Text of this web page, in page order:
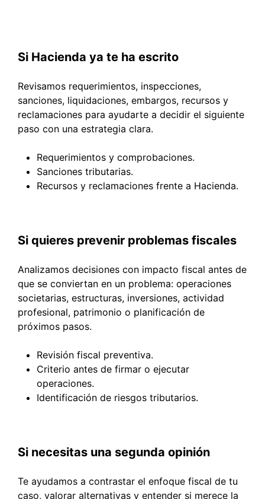
Si Hacienda ya te ha escrito
Revisamos requerimientos, inspecciones,
sanciones, liquidaciones, embargos, recursos y
reclamaciones para ayudarte a decidir el siguiente
paso con una estrategia clara.
Requerimientos y comprobaciones.
Sanciones tributarias.
Recursos y reclamaciones frente a Hacienda.
Si quieres prevenir problemas fiscales
Analizamos decisiones con impacto fiscal antes de
que se conviertan en un problema: operaciones
societarias, estructuras, inversiones, actividad
profesional, patrimonio o planificación de
próximos pasos.
Revisión fiscal preventiva.
Criterio antes de firmar o ejecutar
operaciones.
Identificación de riesgos tributarios.
Si necesitas una segunda opinión
Te ayudamos a contrastar el enfoque fiscal de tu
caso, valorar alternativas y entender si merece la